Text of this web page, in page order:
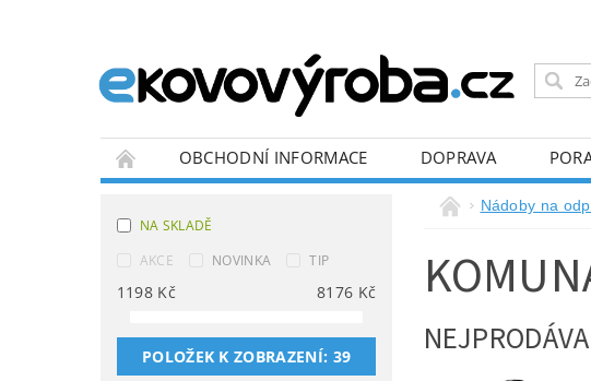
OBCHODNÍ INFORMACE DOPRAVA
NA SKLADĚ
AKCE
NOVINKA TIP
1198 Kč 8176 Kč
POLOŽEK K ZOBRAZENÍ: 39
Nádoby na